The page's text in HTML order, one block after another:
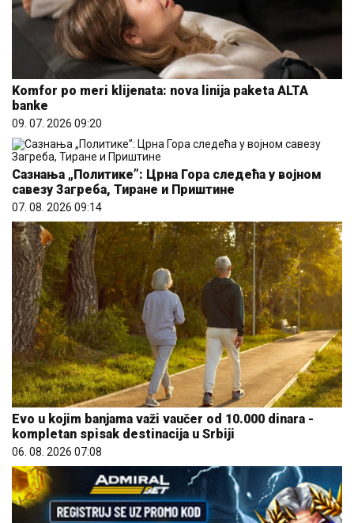
Komfor po meri klijenata: nova linija paketa ALTA
banke
09. 07. 2026 09:20
Сазнања „Политике”: Црна Гора следећа у војном
савезу Загреба, Тиране и Приштине
07. 08. 2026 09:14
Evo u kojim banjama važi vaučer od 10.000 dinara -
kompletan spisak destinacija u Srbiji
06. 08. 2026 07:08